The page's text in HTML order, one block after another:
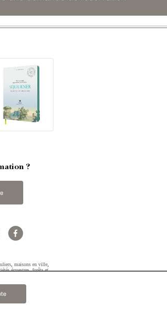
?
, maisons en ville,
équestres,forêts et